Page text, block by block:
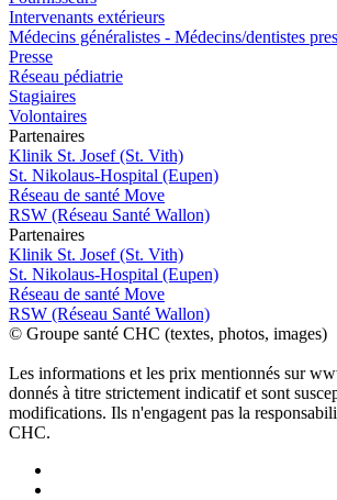
Intervenants extérieurs
Médecins généralistes - Médecins/dentistes
Presse
Réseau pédiatrie
Stagiaires
Volontaires
Partenaires
Klinik St. Josef (St. Vith)
St. Nikolaus-Hospital (Eupen)
Réseau de santé Move
RSW (Réseau Santé Wallon)
Partenaires
Klinik St. Josef (St. Vith)
St. Nikolaus-Hospital (Eupen)
Réseau de santé Move
RSW (Réseau Santé Wallon)
© Groupe santé CHC (textes, photos, images)
Les informations et les prix mentionnés sur
donnés à titre strictement indicatif et sont
modifications. Ils n'engagent pas la
CHC.